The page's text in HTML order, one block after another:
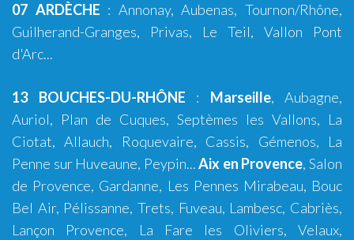
07 ARDÈCHE : Annonay,Aubenas, Tournon/Rhône,
Guilherand-Granges, Privas, Le Teil, Vallon Pont
d'Arc...
13 BOUCHES-DU-RHÔNE : Marseille, Aubagne,
Auriol, Plan de Cuques, Septèmes les Vallons, La
Ciotat,Allauch, Roquevaire, Cassis, Gémenos, La
Penne sur Huveaune, Peypin...Aix en Provence,Salon
de Provence, Gardanne, Les Pennes Mirabeau, Bouc
Bel Air, Pélissanne,Trets, Fuveau, Lambesc, Cabriès,
Lançon Provence, La Fare les Oliviers,Velaux,